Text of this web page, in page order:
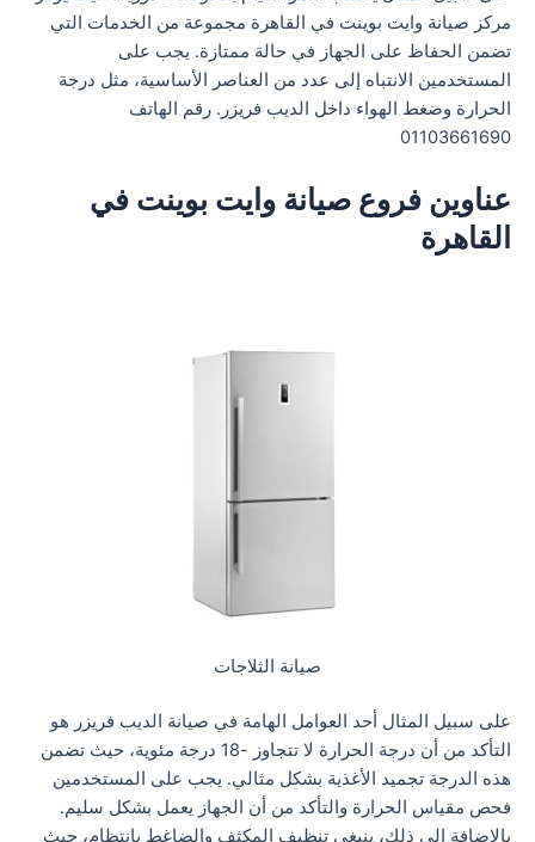
مركز صيانة وايت بوينت في القاهرة مجموعة من الخدمات التي
تضمن الحفاظ على الجهاز في حالة ممتازة. يجب على
المستخدمين الانتباه إلى عدد من العناصر الأساسية، مثل درجة
الحرارة وضغط الهواء داخل الديب فريزر. رقم الهاتف
01103661690
عناوين فروع صيانة وايت بوينت في
القاهرة
صيانة الثلاجات
على سبيل المثال أحد العوامل الهامة في صيانة الديب فريزر هو
التأكد من أن درجة الحرارة لا تتجاوز -18 درجة مئوية، حيث تضمن
هذه الدرجة تجميد الأغذية بشكل مثالي. يجب على المستخدمين
فحص مقياس الحرارة والتأكد من أن الجهاز يعمل بشكل سليم.
بالإضافة إلى ذلك، ينبغي تنظيف المكثف والضاغط بانتظام، حيث